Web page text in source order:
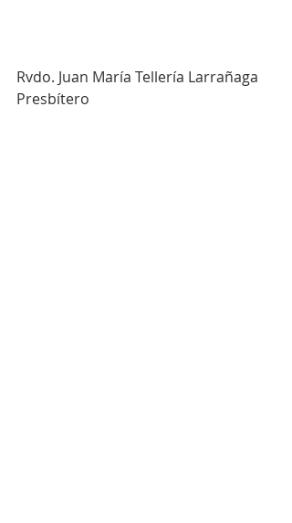
Rvdo. Juan María Tellería Larrañaga
Presbítero